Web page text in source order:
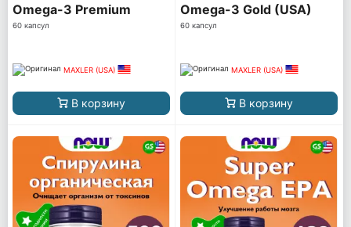
Omega-3 Premium
60 капсул
MAXLER (USA)
В корзину
Omega-3 Gold (USA)
60 капсул
MAXLER (USA)
В корзину